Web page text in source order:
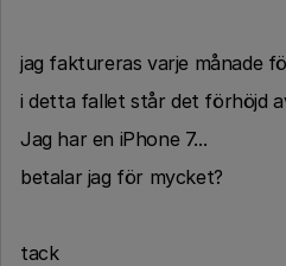
jag faktureras varje månade
i detta fallet står det förhöjd
Jag har en iPhone 7...
betalar jag för mycket?
tack